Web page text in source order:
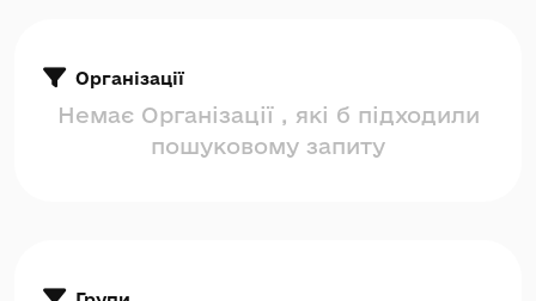
Організації
Немає Організації , які б підходили
пошуковому запиту